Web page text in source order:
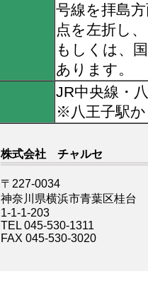
号線を拝島
点を左折し
もしくは、
あります。
JR中央線・
※八王子駅
株式会社 チャルセ
〒227-0034
神奈川県横浜市青葉区桂台
1-1-1-203
TEL 045-530-1311
FAX 045-530-3020